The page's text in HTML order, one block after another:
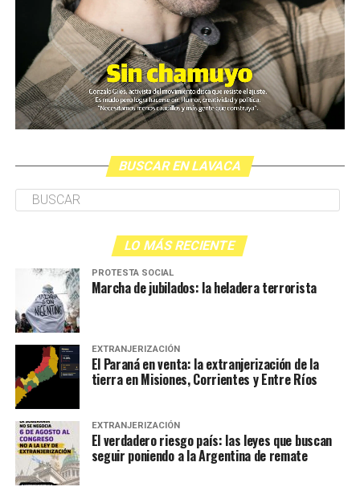
BUSCAR EN LAVACA
LO MÁS RECIENTE
PROTESTA SOCIAL
Marcha de jubilados: la heladera terrorista
EXTRANJERIZACIÓN
El Paraná en venta: la extranjerización de la
tierra en Misiones, Corrientes y Entre Ríos
EXTRANJERIZACIÓN
El verdadero riesgo país: las leyes que buscan
seguir poniendo a la Argentina de remate